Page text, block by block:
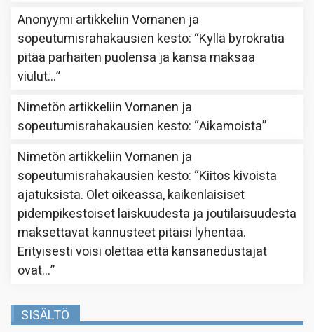
Anonyymi artikkeliinVornanen ja
sopeutumisrahakausien kesto: “Kyllä byrokratia
pitää parhaiten puolensa ja kansa maksaa
viulut…”
Nimetön artikkeliinVornanen ja
sopeutumisrahakausien kesto: “Aikamoista”
Nimetön artikkeliinVornanen ja
sopeutumisrahakausien kesto: “Kiitos kivoista
ajatuksista. Olet oikeassa, kaikenlaisiset
pidempikestoiset laiskuudesta ja joutilaisuudesta
maksettavat kannusteet pitäisi lyhentää.
Erityisesti voisi olettaa että kansanedustajat
ovat…”
SISÄLTÖ